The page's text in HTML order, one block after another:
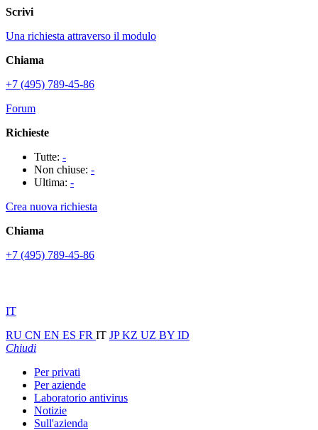
Scrivi
Una richiesta attraverso il modulo
Chiama
+7 (495) 789-45-86
Forum
Richieste
Tutte: -
Non chiuse: -
Ultima: -
Crea nuova richiesta
Chiama
+7 (495) 789-45-86
IT
RU CN EN ES FR IT JPKZ UZ BY ID
Chiudi
Per privati
Per aziende
Laboratorio antivirus
Notizie
Sull'azienda